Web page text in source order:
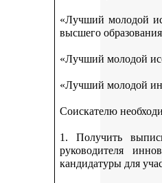
«Лучший молодой
высшего
«Лучший молодой
«Лучший молодой
Соискателю
1. Получить
руководителя
кандидатуры для